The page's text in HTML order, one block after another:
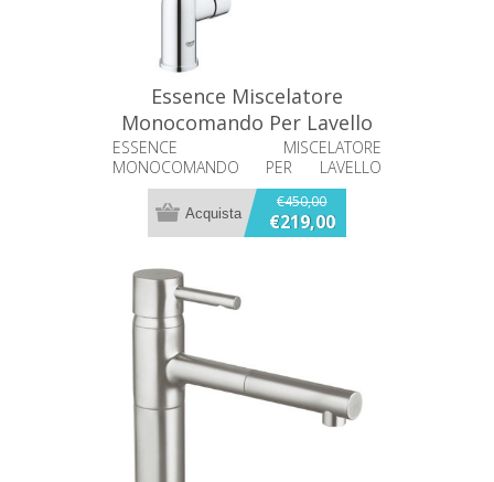
Essence Miscelatore
Monocomando Per Lavello
Grohe 30505000
ESSENCE MISCELATORE
MONOCOMANDO PER LAVELLO
GROHE 30505000
€450,00
€219,00